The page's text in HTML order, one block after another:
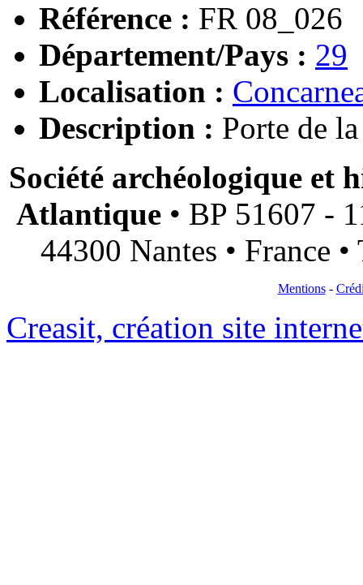
Référence : FR 08_026
Département/Pays : 29
Localisation :
Description : Porte de
Société archéologique et
Atlantique• BP 51607 -
44300 Nantes • France
Mentions-
Creasit, création site